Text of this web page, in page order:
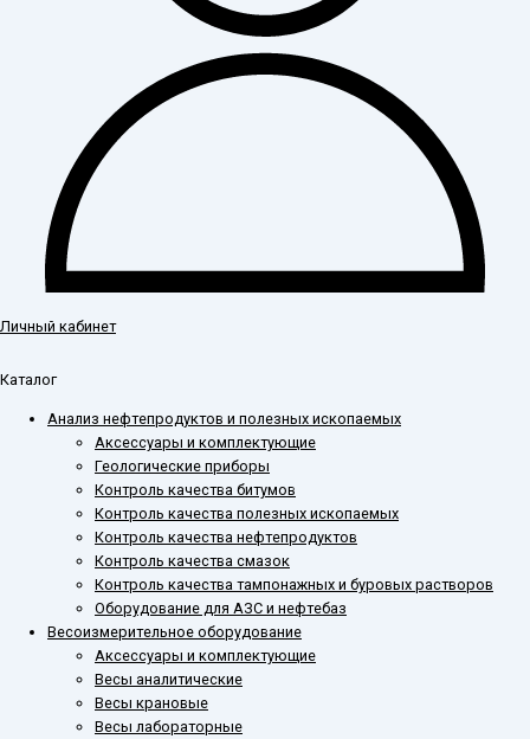
Личный кабинет
Каталог
Анализ нефтепродуктов и полезных ископаемых
Аксессуары и комплектующие
Геологические приборы
Контроль качества битумов
Контроль качества полезных ископаемых
Контроль качества нефтепродуктов
Контроль качества смазок
Контроль качества тампонажных и буровых растворов
Оборудование для АЗС и нефтебаз
Весоизмерительное оборудование
Аксессуары и комплектующие
Весы аналитические
Весы крановые
Весы лабораторные